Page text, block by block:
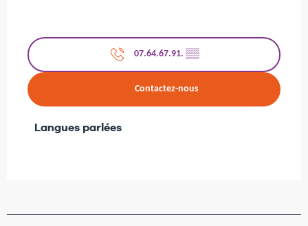
07.64.67.91. ▒▒
Contactez-nous
Langues parlées
Langues parlées